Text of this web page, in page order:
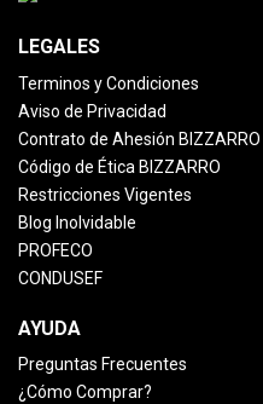
LEGALES
Terminos y Condiciones
Aviso de Privacidad
Contrato de Ahesión BIZZARRO
Código de Ética BIZZARRO
Restricciones Vigentes
Blog Inolvidable
PROFECO
CONDUSEF
AYUDA
Preguntas Frecuentes
¿Cómo Comprar?